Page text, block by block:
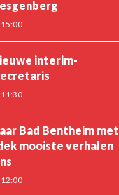
interim-
Bad Bentheim met
mooiste verhalen